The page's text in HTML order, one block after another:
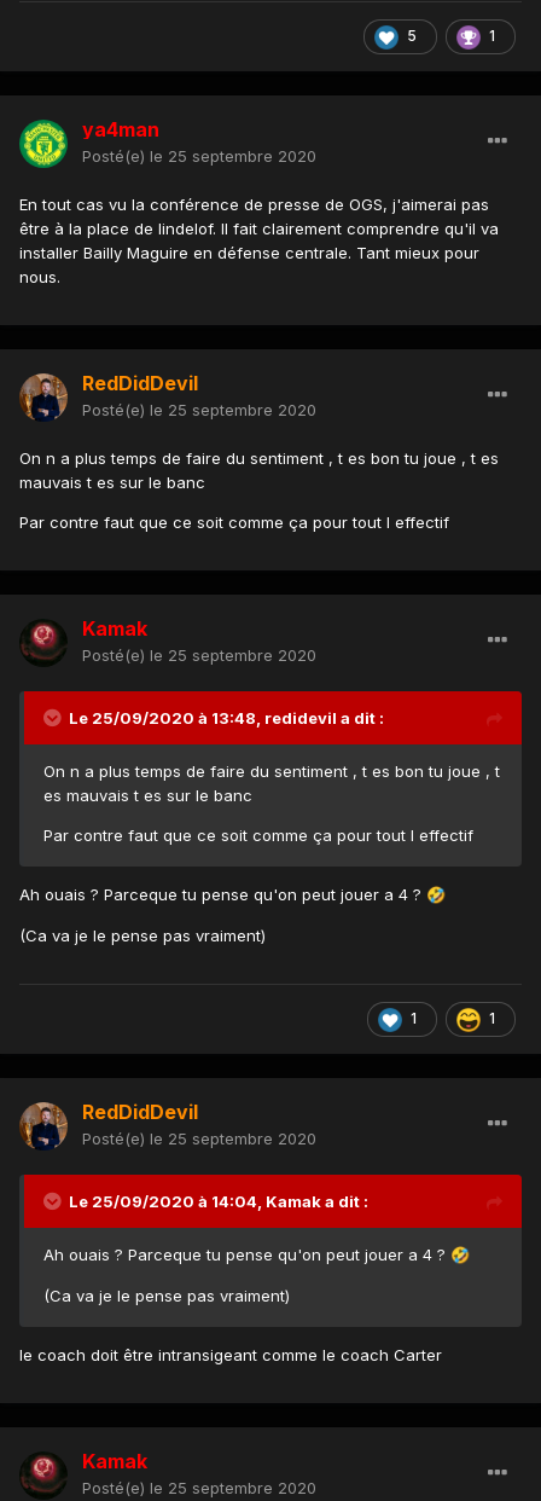
5 1
ya4man
Posté(e) le 25 septembre 2020
En tout cas vu la conférence de presse de OGS, j'aimerai pas
être à la place de lindelof. Il fait clairement comprendre qu'il va
installer Bailly Maguire en défense centrale. Tant mieux pour
nous.
RedDidDevil
Posté(e) le 25 septembre 2020
On n a plus temps de faire du sentiment , t es bon tu joue , t es
mauvais t es sur le banc
Par contre faut que ce soit comme ça pour tout l effectif
Kamak
Posté(e) le 25 septembre 2020
Le 25/09/2020 à 13:48, redidevil a dit :
On n a plus temps de faire du sentiment , t es bon tu joue , t
es mauvais t es sur le banc
Par contre faut que ce soit comme ça pour tout l effectif
Ah ouais ? Parceque tu pense qu'on peut jouer a 4 ? 🤣
(Ca va je le pense pas vraiment)
1 1
RedDidDevil
Posté(e) le 25 septembre 2020
Le 25/09/2020 à 14:04, Kamaka dit :
Ah ouais ? Parceque tu pense qu'on peut jouer a 4 ? 🤣
(Ca va je le pense pas vraiment)
le coach doit être intransigeant comme le coach Carter
Kamak
Posté(e) le 25 septembre 2020